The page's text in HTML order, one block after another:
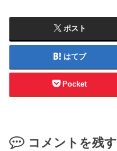
ポスト
はてブ
Pocket
コメントを残す